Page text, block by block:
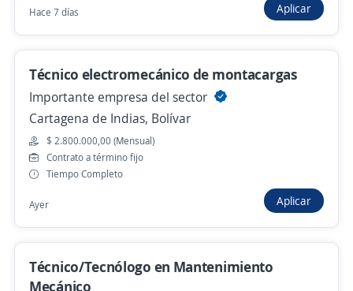
Turbaco, Bolívar
Hace 3 días
Técnico mecánico automotriz
Importante empresa del sector automotriz
Cartagena de Indias, Bolívar
Hace 3 días
técnico/a electromecánico
4,3
EFI SERVICIOS S.A.S
Cartagena de Indias, Bolívar
Hace 7 días Aplicar
Técnico electromecánico de montacargas
Importante empresa del sector
Cartagena de Indias, Bolívar
$ 2.800.000,00 (Mensual)
Contrato a término fijo
Tiempo Completo
Ayer Aplicar
Técnico/Tecnólogo en Mantenimiento
Mecánico